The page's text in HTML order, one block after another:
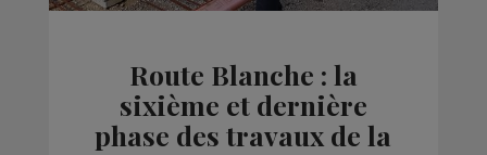
Route Blanche : la
sixième et dernière
phase des travaux de la